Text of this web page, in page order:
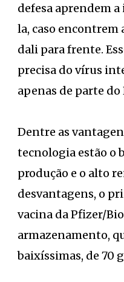
defesa aprendem
la, caso encontrem
dali para frente.
precisa do vírus
apenas de parte do
Dentre as
tecnologia estão o
produção e o alto
desvantagens, o
vacina da Pfizer/
armazenamento,
baixíssimas, de 70